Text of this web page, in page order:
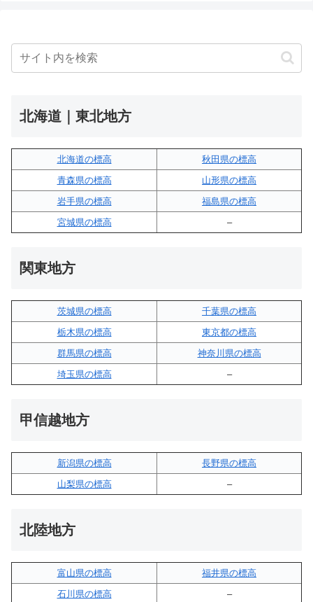
北海道｜東北地方
北海道の標高
秋田県の標高
青森県の標高
山形県の標高
岩手県の標高
福島県の標高
宮城県の標高
–
関東地方
茨城県の標高
千葉県の標高
栃木県の標高
東京都の標高
群馬県の標高
神奈川県の標高
埼玉県の標高
–
甲信越地方
新潟県の標高
長野県の標高
山梨県の標高
–
北陸地方
富山県の標高
福井県の標高
石川県の標高
–